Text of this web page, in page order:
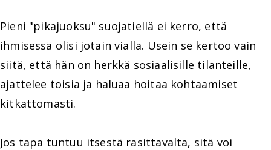
Pieni "pikajuoksu" suojatiellä ei kerro, että
ihmisessä olisi jotain vialla. Usein se kertoo vain
siitä, että hän on herkkä sosiaalisille tilanteille,
ajattelee toisia ja haluaa hoitaa kohtaamiset
kitkattomasti.
Jos tapa tuntuu itsestä rasittavalta, sitä voi